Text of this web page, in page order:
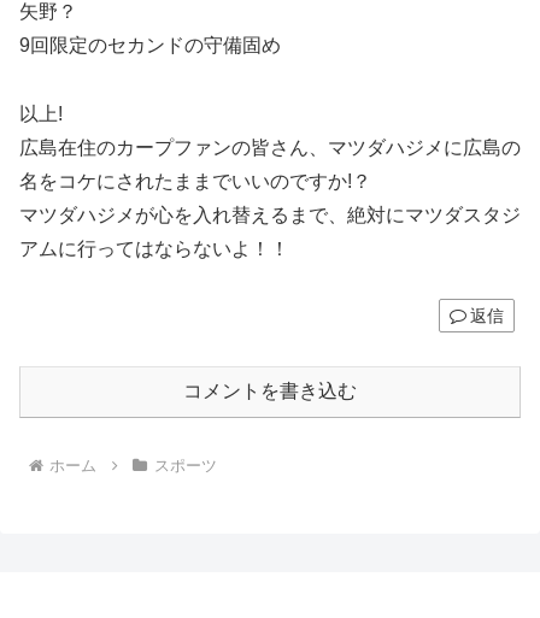
矢野？
9回限定のセカンドの守備固め
以上!
広島在住のカープファンの皆さん、マツダハジメに広島の
名をコケにされたままでいいのですか!？
マツダハジメが心を入れ替えるまで、絶対にマツダスタジ
アムに行ってはならないよ！！
返信
コメントを書き込む
ホーム スポーツ